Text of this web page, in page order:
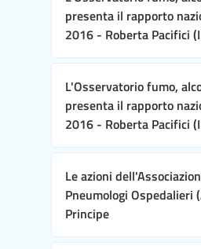
presenta il rapporto
2016 - Roberta Pacifici
L'Osservatorio fumo,
presenta il rapporto
2016 - Roberta Pacifici
Le azioni
Pneumologi Ospedalieri
Principe